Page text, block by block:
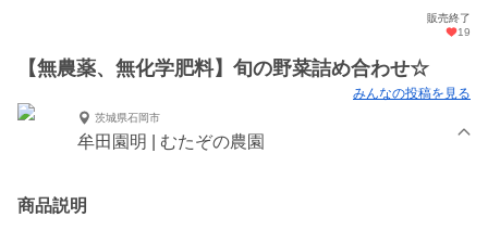
販売終了
19
【無農薬、無化学肥料】旬の野菜詰め合わせ☆
みんなの投稿を見る
茨城県石岡市
牟田園明 | むたぞの農園
商品説明